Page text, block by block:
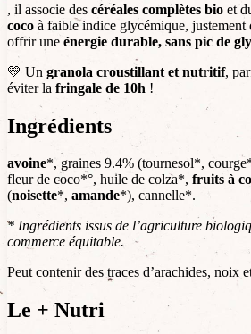
, il associe des céréales complètes bio et
coco à faible indice glycémique, justement
offrir une énergie durable, sans pic de
💛 Un granola croustillant et nutritif,
éviter la fringale de 10h !
Ingrédients
avoine*, graines 9.4% (tournesol*,
fleur de coco*°, huile de colza*, fruits à
(noisette*, amande*), cannelle*.
* Ingrédients issus de l’agriculture
commerce équitable.
Peut contenir des traces d’arachides, noix
Le + Nutri